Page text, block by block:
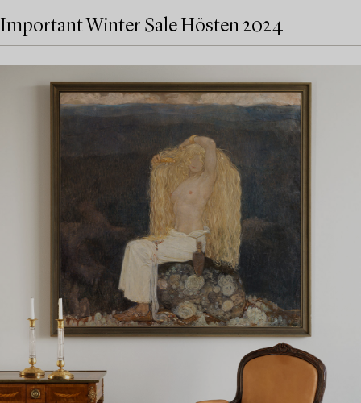
Important Winter Sale Hösten 2024